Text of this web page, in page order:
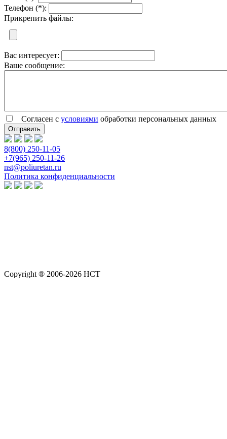
Телефон (*):
Прикрепить файлы:
Вас интересует:
Ваше сообщение:
Согласен с условиями обработки персональных данных
8(800) 250-11-05
+7(965) 250-11-26
nst@poliuretan.ru
Политика конфиденциальности
Copyright ® 2006-2026 НСТ